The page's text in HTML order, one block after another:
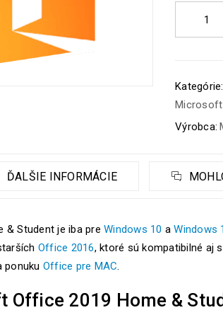
Kategórie:
Výrobca:
ĎALŠIE INFORMÁCIE
Student je iba pre Windows 10 aWindows
Office 2016, ktoré sú kompatibilné aj
ponuku Office pre MAC.
Office 2019 Home &